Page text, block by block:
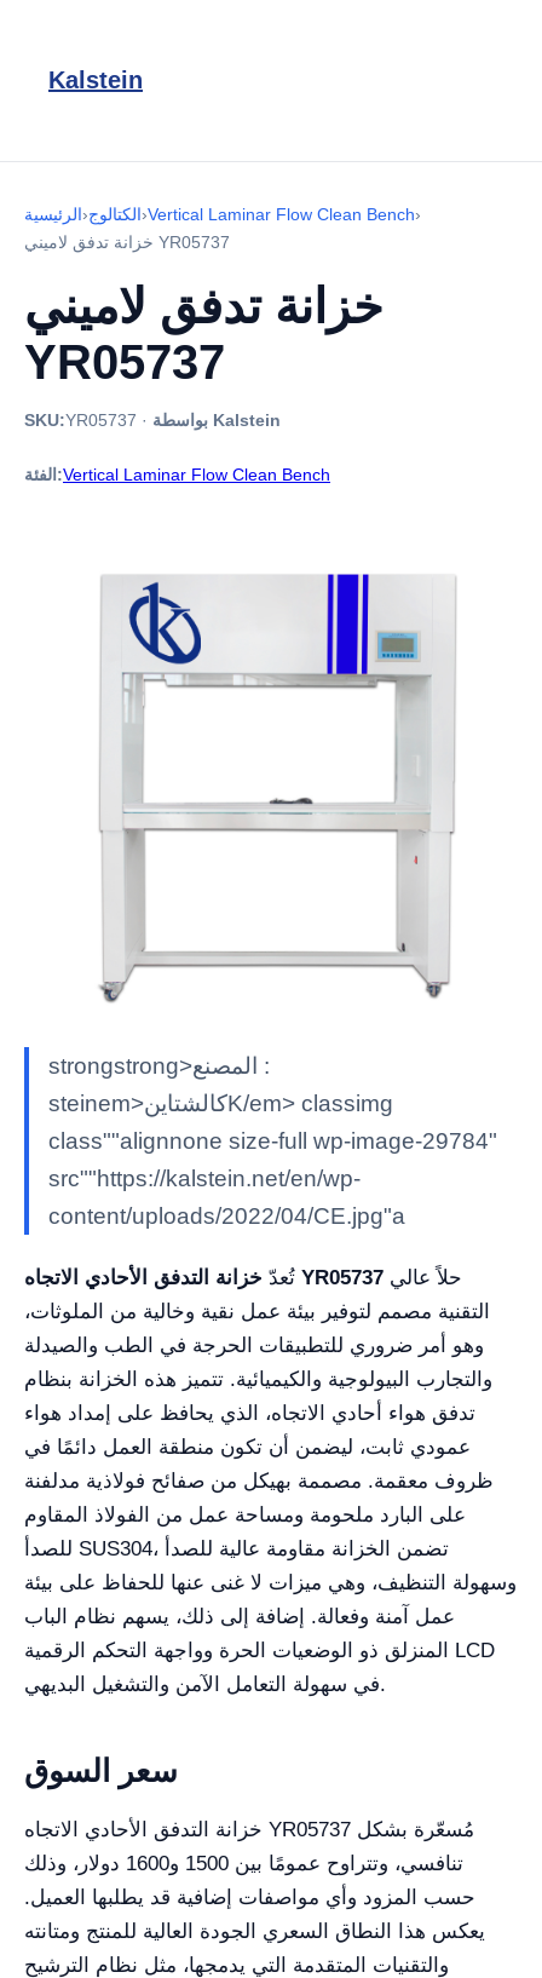
Kalstein
الرئيسية›الكتالوج›Vertical Laminar Flow Clean Bench›
خزانة تدفق لاميني YR05737
خزانة تدفق لاميني
YR05737
SKU:YR05737 · بواسطة Kalstein
الفئة:Vertical Laminar Flow Clean Bench
strongstrong>المصنع :
steinem>كالشتاينK/em> classimg
class""alignnone size-full wp-image-29784"
src""https://kalstein.net/en/wp-
content/uploads/2022/04/CE.jpg"a
تُعدّ خزانة التدفق الأحادي الاتجاه YR05737
التقنية مصمم لتوفير بيئة عمل نقية وخالية من الملوثات،
وهو أمر ضروري للتطبيقات الحرجة في الطب والصيدلة
والتجارب البيولوجية والكيميائية. تتميز هذه الخزانة بنظام
تدفق هواء أحادي الاتجاه، الذي يحافظ على إمداد هواء
عمودي ثابت، ليضمن أن تكون منطقة العمل دائمًا في
ظروف معقمة. مصممة بهيكل من صفائح فولاذية مدلفنة
على البارد ملحومة ومساحة عمل من الفولاذ المقاوم
للصدأ SUS304، تضمن الخزانة مقاومة عالية للصدأ
وسهولة التنظيف، وهي ميزات لا غنى عنها للحفاظ على بيئة
عمل آمنة وفعالة. إضافة إلى ذلك، يسهم نظام الباب
المنزلق ذو الوضعيات الحرة وواجهة التحكم الرقمية LCD
في سهولة التعامل الآمن والتشغيل البديهي.
سعر السوق
خزانة التدفق الأحادي الاتجاه YR05737 مُسعّرة بشكل
تنافسي، وتتراوح عمومًا بين 1500 و1600 دولار، وذلك
حسب المزود وأي مواصفات إضافية قد يطلبها العميل.
يعكس هذا النطاق السعري الجودة العالية للمنتج ومتانته
والتقنيات المتقدمة التي يدمجها، مثل نظام الترشيح